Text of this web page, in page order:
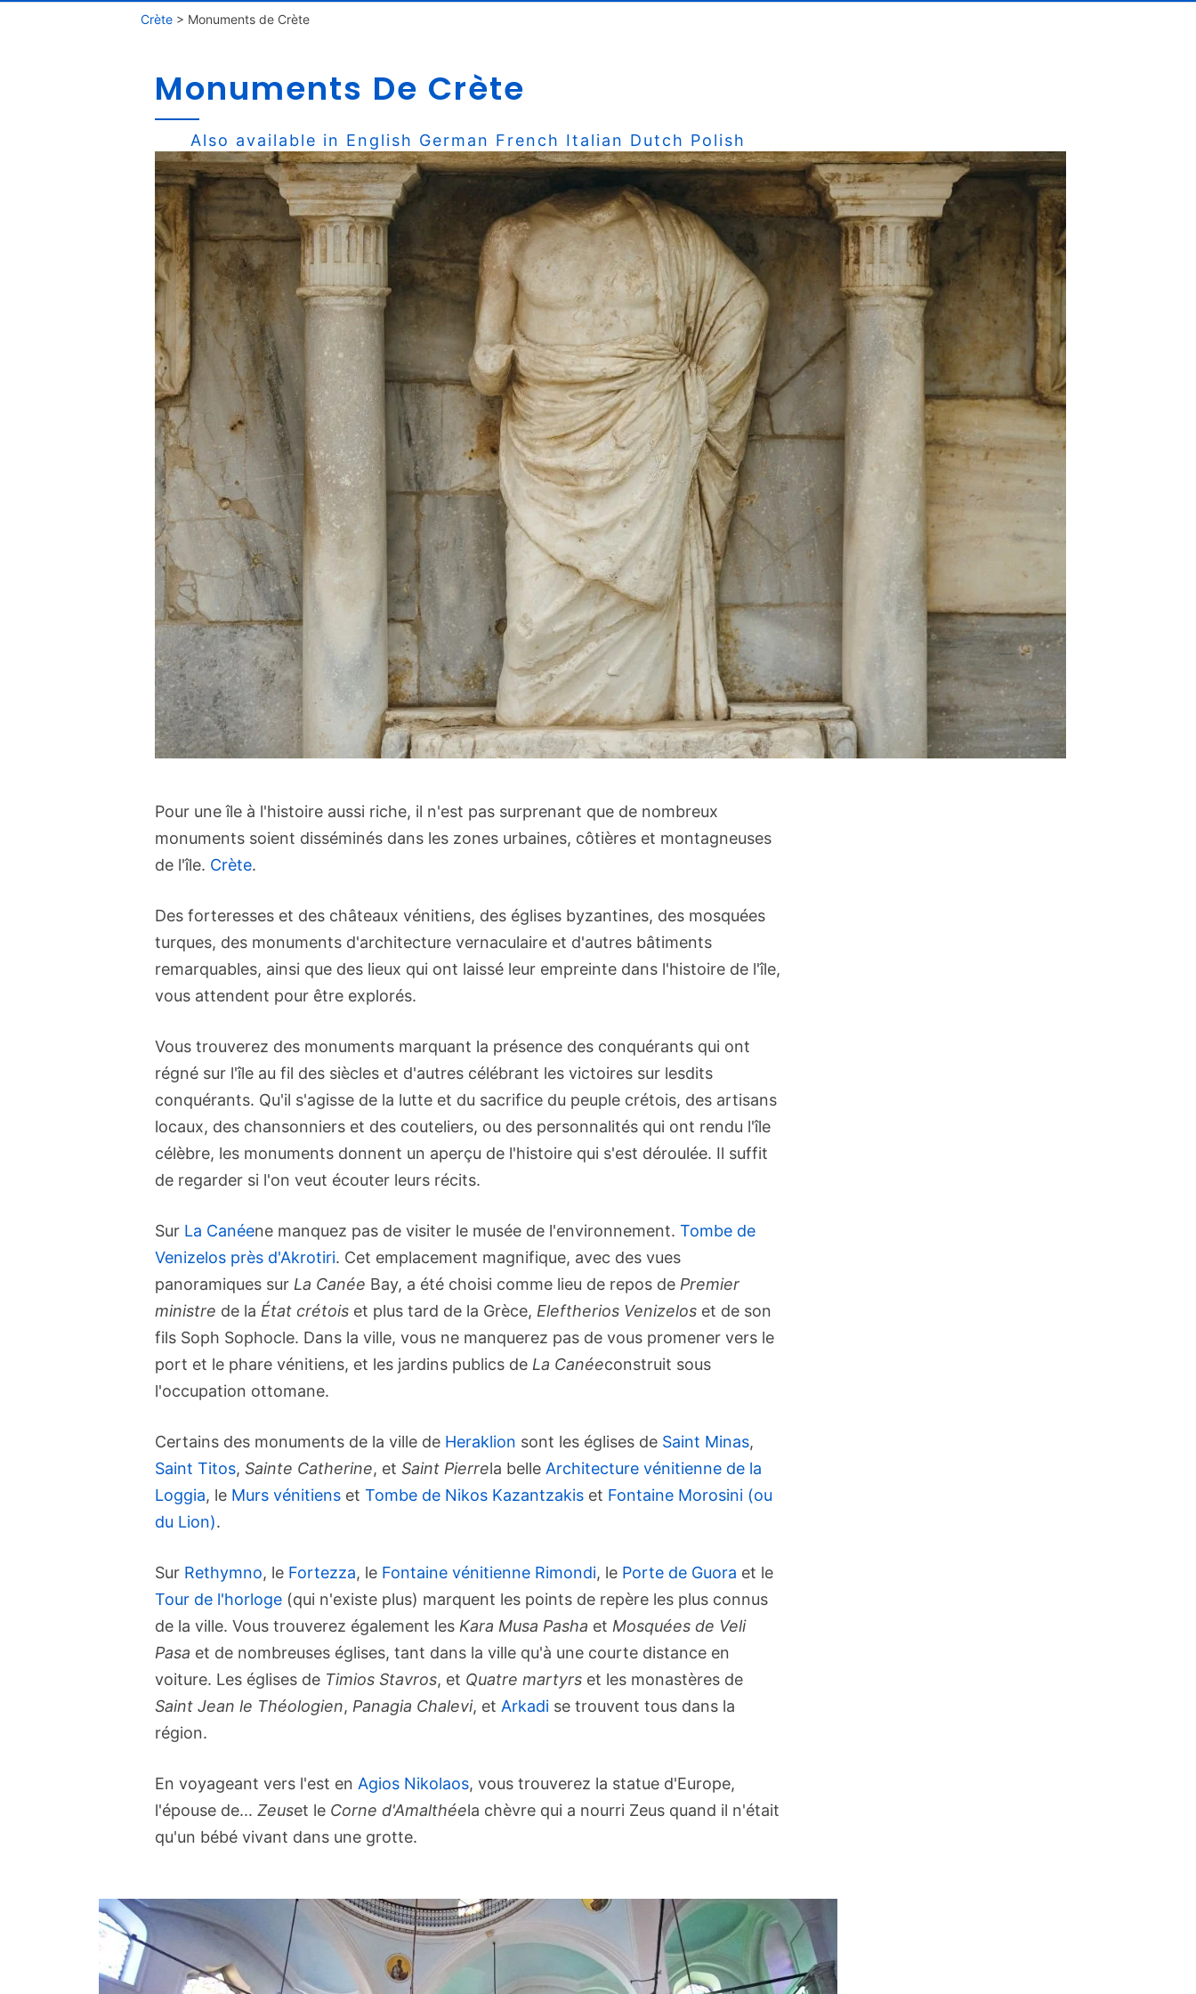
Crète > Monuments de Crète
Monuments De Crète
Also available in English German French Italian Dutch Polish
Pour une île à l'histoire aussi riche, il n'est pas surprenant que de nombreux
monuments soient disséminés dans les zones urbaines, côtières et montagneuses
de l'île. Crète.
Des forteresses et des châteaux vénitiens, des églises byzantines, des mosquées
turques, des monuments d'architecture vernaculaire et d'autres bâtiments
remarquables, ainsi que des lieux qui ont laissé leur empreinte dans l'histoire de l'île,
vous attendent pour être explorés.
Vous trouverez des monuments marquant la présence des conquérants qui ont
régné sur l'île au fil des siècles et d'autres célébrant les victoires sur lesdits
conquérants. Qu'il s'agisse de la lutte et du sacrifice du peuple crétois, des artisans
locaux, des chansonniers et des couteliers, ou des personnalités qui ont rendu l'île
célèbre, les monuments donnent un aperçu de l'histoire qui s'est déroulée. Il suffit
de regarder si l'on veut écouter leurs récits.
Sur La Canéene manquez pas de visiter le musée de l'environnement. Tombe de
Venizelos près d'Akrotiri. Cet emplacement magnifique, avec des vues
panoramiques sur La Canée Bay, a été choisi comme lieu de repos de Premier
ministre de la État crétois et plus tard de la Grèce, Eleftherios Venizelos et de son
fils Soph Sophocle. Dans la ville, vous ne manquerez pas de vous promener vers le
port et le phare vénitiens, et les jardins publics de La Canéeconstruit sous
l'occupation ottomane.
Certains des monuments de la ville de Heraklion sont les églises de Saint Minas,
Saint Titos, Sainte Catherine, et Saint Pierrela belle Architecture vénitienne de la
Loggia, le Murs vénitiens et Tombe de Nikos Kazantzakis et Fontaine Morosini (ou
du Lion).
Sur Rethymno, le Fortezza, le Fontaine vénitienne Rimondi, le Porte de Guora et le
Tour de l'horloge (qui n'existe plus) marquent les points de repère les plus connus
de la ville. Vous trouverez également les Kara Musa Pasha et Mosquées de Veli
Pasa et de nombreuses églises, tant dans la ville qu'à une courte distance en
voiture. Les églises de Timios Stavros, et Quatre martyrs et les monastères de
Saint Jean le Théologien, Panagia Chalevi, et Arkadi se trouvent tous dans la
région.
En voyageant vers l'est en Agios Nikolaos, vous trouverez la statue d'Europe,
l'épouse de... Zeuset le Corne d'Amalthéela chèvre qui a nourri Zeus quand il n'était
qu'un bébé vivant dans une grotte.